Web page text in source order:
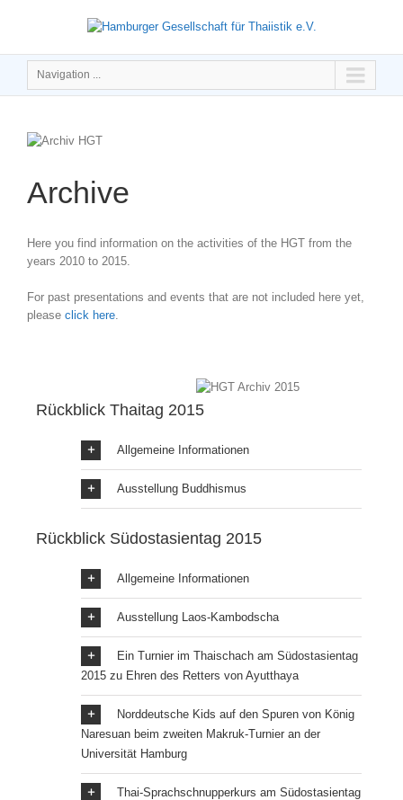
Navigation ...
Archive
Here you find information on the activities of the HGT from the
years 2010 to 2015.
For past presentations and events that are not included here yet,
please click here
Rückblick Thaitag 2015
Allgemeine Informationen
Ausstellung Buddhismus
Rückblick Südostasientag 2015
Allgemeine Informationen
Ausstellung Laos-Kambodscha
Ein Turnier im Thaischach am Südostasientag
2015 zu Ehren des Retters von Ayutthaya
Norddeutsche Kids auf den Spuren von König
Naresuan beim zweiten Makruk-Turnier an der
Universität Hamburg
Thai-Sprachschnupperkurs am Südostasientag